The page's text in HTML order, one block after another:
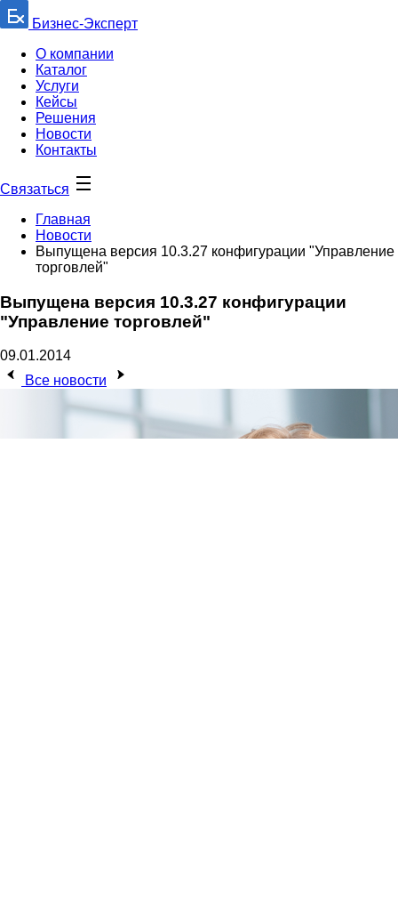
Бизнес-Эксперт
О компании
Каталог
Услуги
Кейсы
Решения
Новости
Контакты
Связаться
Главная
Новости
Выпущена версия 10.3.27 конфигурации "Управление
торговлей"
Выпущена версия 10.3.27 конфигурации
"Управление торговлей"
09.01.2014
Все новости